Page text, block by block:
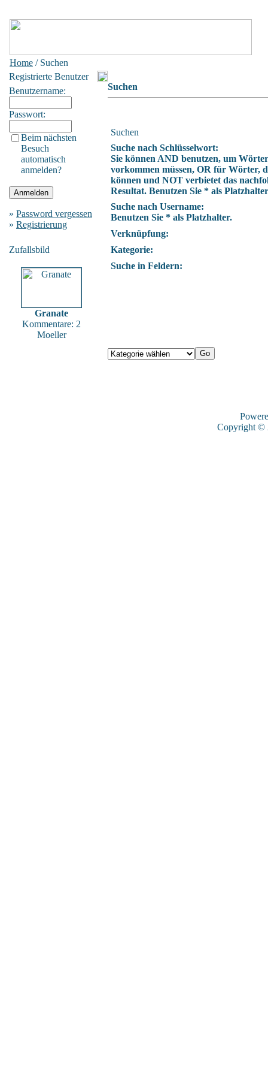
Home / Suchen
Registrierte Benutzer
Benutzername:
Passwort:
Beim nächsten
Besuch
automatisch
anmelden?
» Password vergessen
» Registrierung
Zufallsbild
Granate
Kommentare: 2
Moeller
Suchen
Suchen
Suche nach Schlüsselwort:
Sie können AND benutzen, um
vorkommen müssen, OR für Wörter,
können und NOT verbietet das
Resultat. Benutzen Sie * als
Suche nach Username:
Benutzen Sie * als Platzhalter.
Verknüpfung:
Kategorie:
Suche in Feldern:
Copyright ©